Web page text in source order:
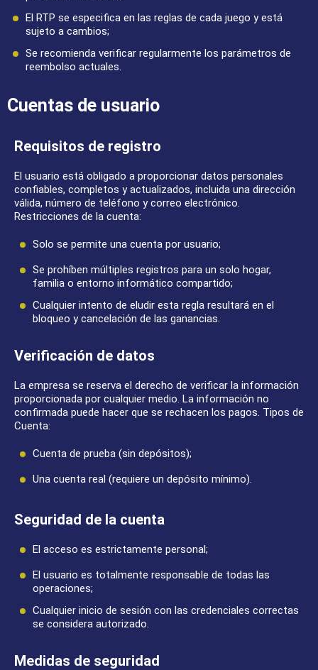
El RTP se especifica en las reglas de cada juego y está
sujeto a cambios;
Se recomienda verificar regularmente los parámetros de
reembolso actuales.
Cuentas de usuario
Requisitos de registro
El usuario está obligado a proporcionar datos personales
confiables, completos y actualizados, incluida una dirección
válida, número de teléfono y correo electrónico.
Restricciones de la cuenta:
Solo se permite una cuenta por usuario;
Se prohíben múltiples registros para un solo hogar,
familia o entorno informático compartido;
Cualquier intento de eludir esta regla resultará en el
bloqueo y cancelación de las ganancias.
Verificación de datos
La empresa se reserva el derecho de verificar la información
proporcionada por cualquier medio. La información no
confirmada puede hacer que se rechacen los pagos. Tipos de
Cuenta:
Cuenta de prueba (sin depósitos);
Una cuenta real (requiere un depósito mínimo).
Seguridad de la cuenta
El acceso es estrictamente personal;
El usuario es totalmente responsable de todas las
operaciones;
Cualquier inicio de sesión con las credenciales correctas
se considera autorizado.
Medidas de seguridad